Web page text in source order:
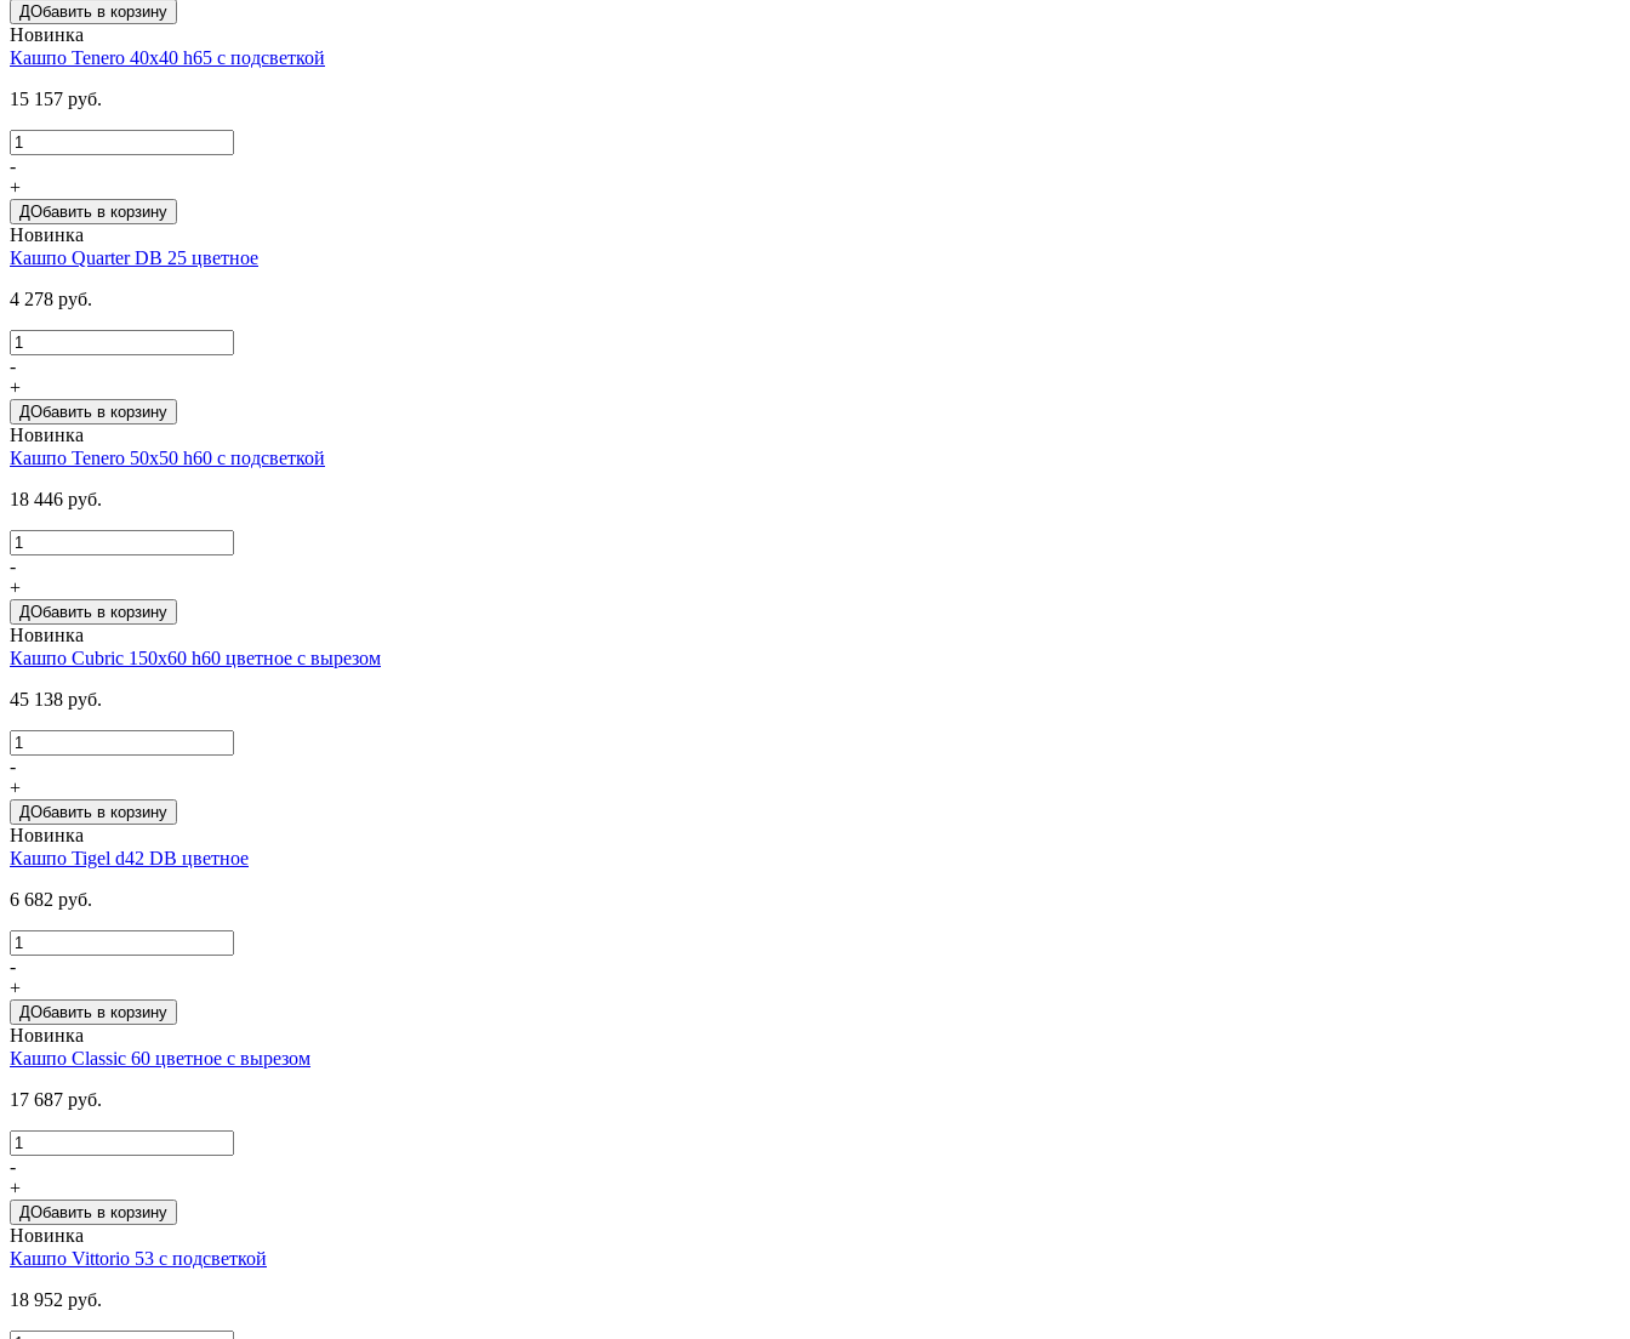
ДОбавить в корзину
Новинка
Кашпо Tenero 40х40 h65 с подсветкой
15 157 руб.
-
+
ДОбавить в корзину
Новинка
Кашпо Quarter DB 25 цветное
4 278 руб.
-
+
ДОбавить в корзину
Новинка
Кашпо Tenero 50х50 h60 с подсветкой
18 446 руб.
-
+
ДОбавить в корзину
Новинка
Кашпо Cubric 150х60 h60 цветное с вырезом
45 138 руб.
-
+
ДОбавить в корзину
Новинка
Кашпо Tigel d42 DB цветное
6 682 руб.
-
+
ДОбавить в корзину
Новинка
Кашпо Classic 60 цветное с вырезом
17 687 руб.
-
+
ДОбавить в корзину
Новинка
Кашпо Vittorio 53 с подсветкой
18 952 руб.